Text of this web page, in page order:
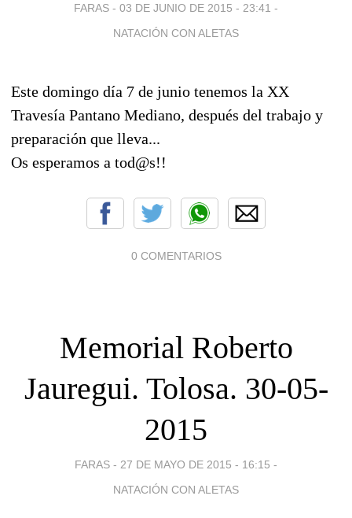
FARAS - 03 DE JUNIO DE 2015 - 23:41 -
NATACIÓN CON ALETAS
Este domingo día 7 de junio tenemos la XX
Travesía Pantano Mediano, después del trabajo y
preparación que lleva...
Os esperamos a tod@s!!
0 COMENTARIOS
Memorial Roberto
Jauregui. Tolosa. 30-05-
2015
FARAS - 27 DE MAYO DE 2015 - 16:15 -
NATACIÓN CON ALETAS